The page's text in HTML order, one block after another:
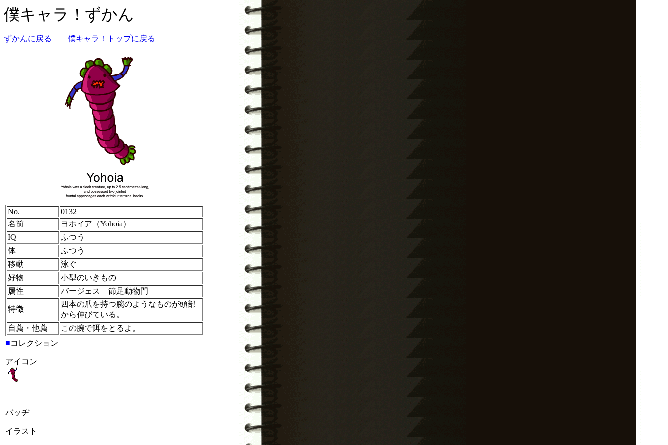
僕キャラ！ずかん
ずかんに戻る 僕キャラ！トップに戻る
No.
0132
名前
ヨホイア（Yohoia）
IQ
ふつう
体
ふつう
移動
泳ぐ
好物
小型のいきもの
属性
バージェス 節足動物門
特徴
四本の爪を持つ腕のようなものが頭部
から伸びている。
自薦・他薦
この腕で餌をとるよ。
■コレクション
アイコン
バッヂ
イラスト